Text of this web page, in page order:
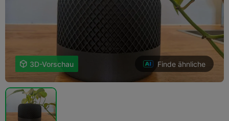
 3D-Vorschau Finde ähnliche